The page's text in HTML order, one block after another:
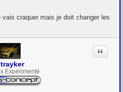
craquer mais je doit changer les
Expérimenté
Citation